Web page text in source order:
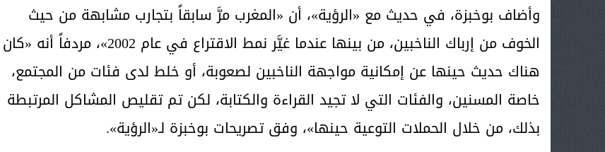
وأضاف بوخبزة، في حديث مع «الرؤية»، أن «المغرب مرَّ سابقاً بتجارب مشابهة من حيث
الخوف من إرباك الناخبين، من بينها عندما غيَّر نمط الاقتراع في عام 2002»، مردفاً أنه «كان
هناك حديث حينها عن إمكانية مواجهة الناخبين لصعوبة، أو خلط لدى فئات من المجتمع،
خاصة المسنين، والفئات التي لا تجيد القراءة والكتابة، لكن تم تقليص المشاكل المرتبطة
بذلك، من خلال الحملات التوعية حينها»، وفق تصريحات بوخبزة لـ«الرؤية».